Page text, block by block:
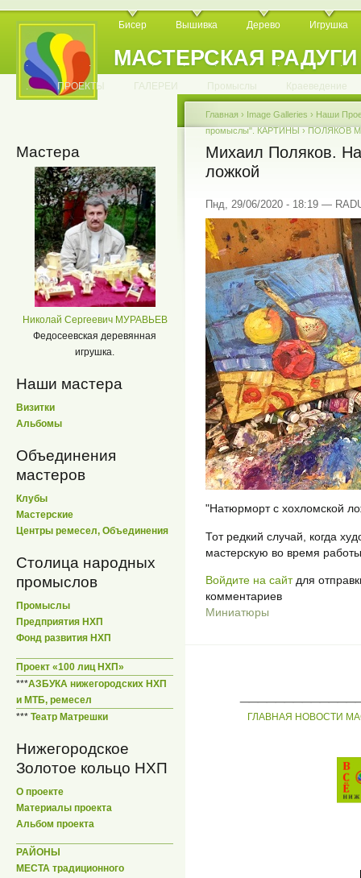
МАСТЕРСКАЯ РАДУГИ
Бисер Вышивка Дерево Игрушка
. . . . . . . . . . .
. ПРОЕКТЫ ГАЛЕРЕИ Промыслы Краеведение
Мастера
Николай Сергеевич МУРАВЬЕВ
Федосеевская деревянная
игрушка.
Наши мастера
Визитки
Альбомы
Объединения
мастеров
Клубы
Мастерские
Центры ремесел, Объединения
Столица народных
промыслов
Промыслы
Предприятия НХП
Фонд развития НХП
Проект «100 лиц НХП»
***АЗБУКА нижегородских НХП
и МТБ, ремесел
*** Театр Матрешки
Нижегородское
Золотое кольцо НХП
О проекте
Материалы проекта
Альбом проекта
РАЙОНЫ
МЕСТА традиционного
Главная › Image Galleries › Наши
промыслы". КАРТИНЫ›ПОЛЯКОВ
Михаил Поляков.
ложкой
Пнд, 29/06/2020 - 18:19 —
"Натюрморт с хохломской
Тот редкий случай, когда
мастерскую во время
Войдите на сайтдля
комментариев
Миниатюры
ГЛАВНАЯ НОВОСТИ